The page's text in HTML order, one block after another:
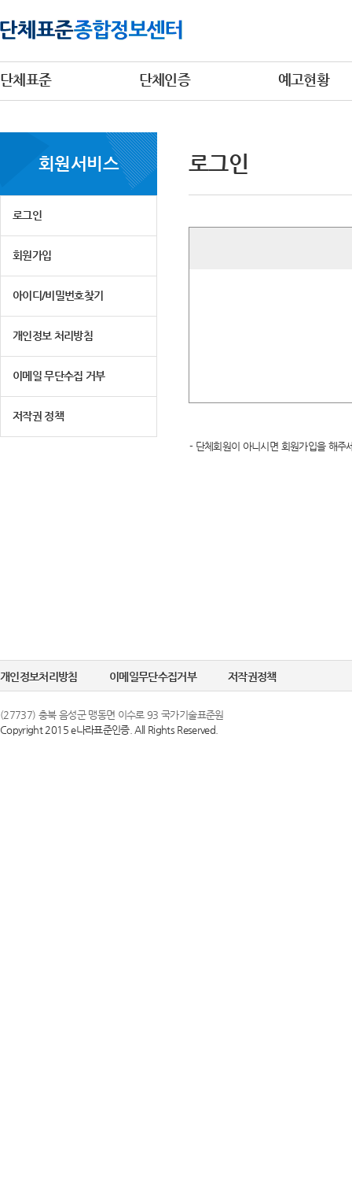
단체표준 단체인증 예고현황
회원서비스
로그인
회원가입
아이디/비밀번호찾기
개인정보 처리방침
이메일 무단수집 거부
저작권 정책
로그인
- 단체회원이 아니시면 회원가입을 해주
개인정보처리방침 이메일무단수집거부 저작권정책
(27737) 충북 음성군 맹동면 이수로 93 국가기술표준원
Copyright 2015 e나라표준인증. All Rights Reserved.